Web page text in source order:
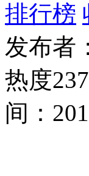
排行榜
发布者：
热度
间：